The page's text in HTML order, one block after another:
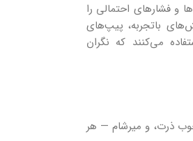
و فشارهای احتمالی را
باتجربه، پیپ‌های
می‌کنند که نگران
ذرت، و میرشام — هر